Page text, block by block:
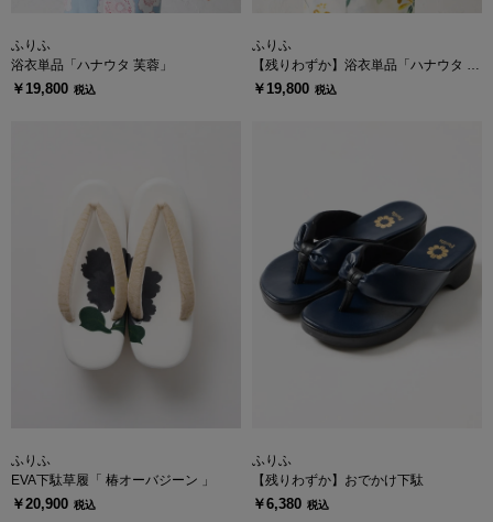
ふりふ
浴衣単品「ハナウタ 芙蓉」
￥19,800 税込
ふりふ
【残りわずか】浴衣単品「ハナウタ て
っぽう百合」
￥19,800 税込
ふりふ
EVA下駄草履「 椿オーバジーン 」
￥20,900 税込
ふりふ
【残りわずか】おでかけ下駄
￥6,380 税込